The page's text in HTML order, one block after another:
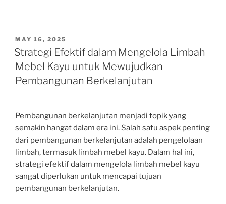
POSTED
ON
MAY 16, 2025
Strategi Efektif dalam Mengelola Limbah
Mebel Kayu untuk Mewujudkan
Pembangunan Berkelanjutan
Pembangunan berkelanjutan menjadi topik yang
semakin hangat dalam era ini. Salah satu aspek penting
dari pembangunan berkelanjutan adalah pengelolaan
limbah, termasuk limbah mebel kayu. Dalam hal ini,
strategi efektif dalam mengelola limbah mebel kayu
sangat diperlukan untuk mencapai tujuan
pembangunan berkelanjutan.